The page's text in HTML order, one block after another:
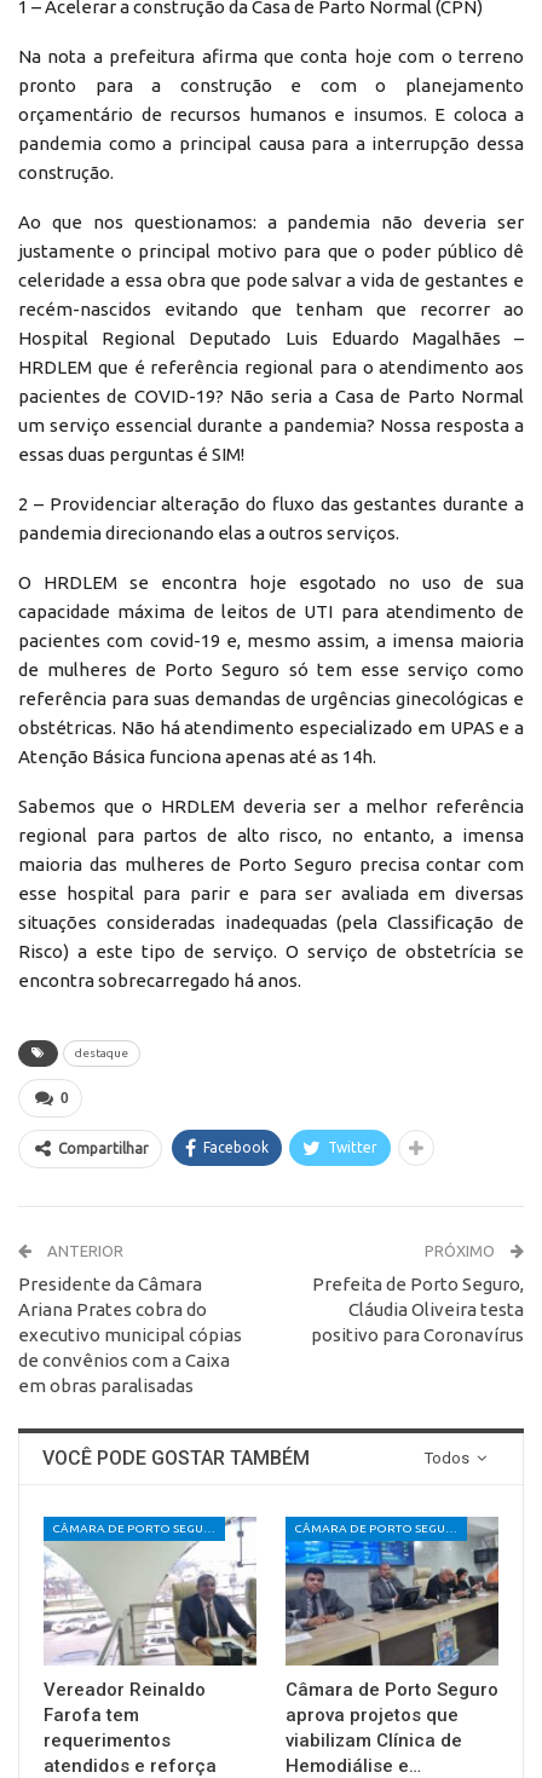
1 – Acelerar a construção da Casa de Parto Normal (CPN)
Na nota a prefeitura afirma que conta hoje com o terreno
pronto para a construção e com o planejamento
orçamentário de recursos humanos e insumos. E coloca a
pandemia como a principal causa para a interrupção dessa
construção.
Ao que nos questionamos: a pandemia não deveria ser
justamente o principal motivo para que o poder público dê
celeridade a essa obra que pode salvar a vida de gestantes e
recém-nascidos evitando que tenham que recorrer ao
Hospital Regional Deputado Luis Eduardo Magalhães –
HRDLEM que é referência regional para o atendimento aos
pacientes de COVID-19? Não seria a Casa de Parto Normal
um serviço essencial durante a pandemia? Nossa resposta a
essas duas perguntas é SIM!
2 – Providenciar alteração do fluxo das gestantes durante a
pandemia direcionando elas a outros serviços.
O HRDLEM se encontra hoje esgotado no uso de sua
capacidade máxima de leitos de UTI para atendimento de
pacientes com covid-19 e, mesmo assim, a imensa maioria
de mulheres de Porto Seguro só tem esse serviço como
referência para suas demandas de urgências ginecológicas e
obstétricas. Não há atendimento especializado em UPAS e a
Atenção Básica funciona apenas até as 14h.
Sabemos que o HRDLEM deveria ser a melhor referência
regional para partos de alto risco, no entanto, a imensa
maioria das mulheres de Porto Seguro precisa contar com
esse hospital para parir e para ser avaliada em diversas
situações consideradas inadequadas (pela Classificação de
Risco) a este tipo de serviço. O serviço de obstetrícia se
encontra sobrecarregado há anos.
destaque
0
Compartilhar Facebook Twitter
ANTERIOR
Presidente da Câmara
Ariana Prates cobra do
executivo municipal cópias
de convênios com a Caixa
em obras paralisadas
PRÓXIMO
Prefeita de Porto Seguro,
Cláudia Oliveira testa
positivo para Coronavírus
Todos
VOCÊ PODE GOSTAR TAMBÉM
Vereador Reinaldo
Farofa tem
requerimentos
atendidos e reforça
Câmara de Porto Seguro
aprova projetos que
viabilizam Clínica de
Hemodiálise e…